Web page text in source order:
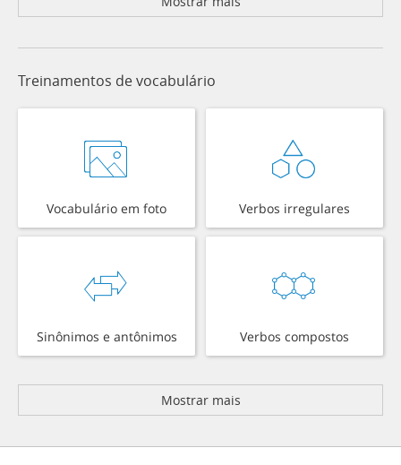
Treinamentos de vocabulário
Vocabulário em foto Verbos irregulares
Sinônimos e antônimos Verbos compostos
Mostrar mais